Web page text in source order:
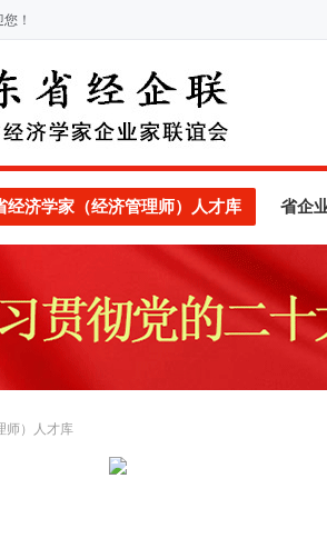
！
经济学家（经济管理师）人才库 省企
师）人才库